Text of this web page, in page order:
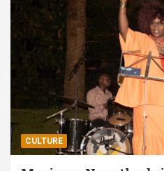
CULTURE